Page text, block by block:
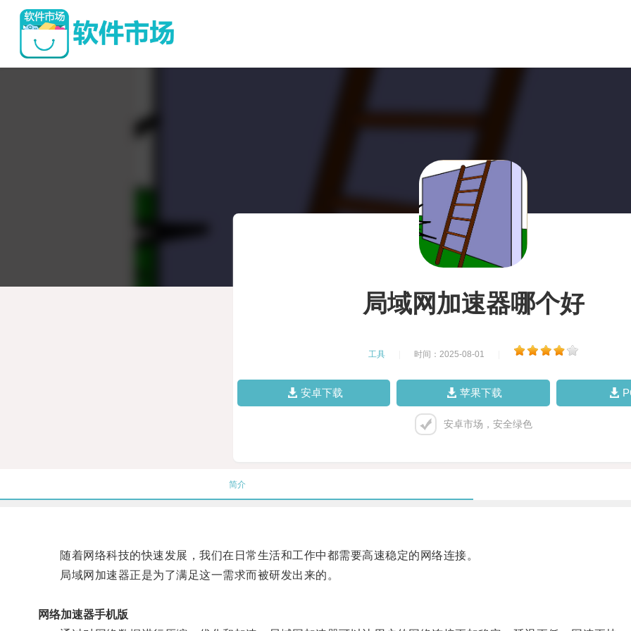
局域网加速器哪个好
工具 时间：2025-08-01
安卓下载 苹果下载
安卓市场，安全绿色
简介
随着网络科技的快速发展，我们在日常生活和工作中都需要高速稳定的网络连接。
局域网加速器正是为了满足这一需求而被研发出来的。
网络加速器手机版